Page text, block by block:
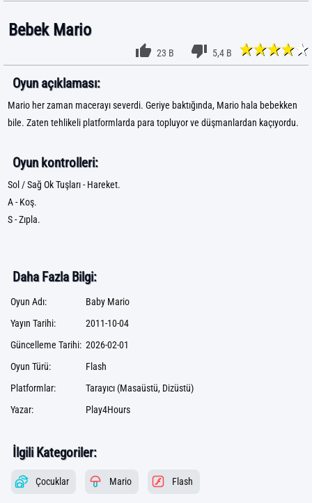
Bebek Mario
23 B 5,4 B
Oyun açıklaması:
Mario her zaman macerayı severdi. Geriye baktığında, Mario hala bebekken
bile. Zaten tehlikeli platformlarda para topluyor ve düşmanlardan kaçıyordu.
Oyun kontrolleri:
Sol / Sağ Ok Tuşları - Hareket.
A - Koş.
S - Zıpla.
Daha Fazla Bilgi:
Oyun Adı:
Baby Mario
Yayın Tarihi:
2011-10-04
Güncelleme Tarihi: 2026-02-01
Oyun Türü:
Flash
Platformlar:
Tarayıcı (Masaüstü, Dizüstü)
Yazar:
Play4Hours
İlgili Kategoriler:
Çocuklar Mario Flash